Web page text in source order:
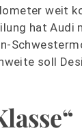
weit
hat Audi
soll